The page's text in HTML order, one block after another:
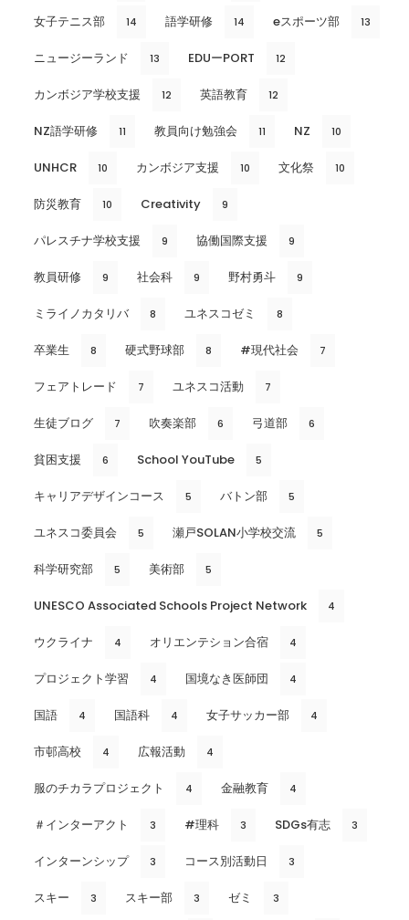
女子テニス部 14 語学研修 14 eスポーツ部 13
ニュージーランド 13 EDUーPORT 12
カンボジア学校支援 12 英語教育 12
NZ語学研修 11 教員向け勉強会 11 NZ 10
UNHCR 10 カンボジア支援 10 文化祭 10
防災教育 10 Creativity 9
パレスチナ学校支援 9 協働国際支援 9
教員研修 9 社会科 9 野村勇斗 9
ミライノカタリバ 8 ユネスコゼミ 8
卒業生 8 硬式野球部 8 #現代社会 7
フェアトレード 7 ユネスコ活動 7
生徒ブログ 7 吹奏楽部 6 弓道部 6
貧困支援 6 School YouTube 5
キャリアデザインコース 5 バトン部 5
ユネスコ委員会 5 瀬戸SOLAN小学校交流 5
科学研究部 5 美術部 5
UNESCO Associated Schools Project Network 4
ウクライナ 4 オリエンテション合宿 4
プロジェクト学習 4 国境なき医師団 4
国語 4 国語科 4 女子サッカー部 4
市邨高校 4 広報活動 4
服のチカラプロジェクト 4 金融教育 4
＃インターアクト 3 #理科 3 SDGs有志 3
インターンシップ 3 コース別活動日 3
スキー 3 スキー部 3 ゼミ 3